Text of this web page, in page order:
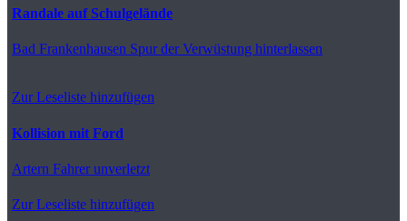
Randale auf Schulgelände
Bad Frankenhausen Spur der Verwüstung hinterlassen
Zur Leseliste hinzufügen
Kollision mit Ford
Artern Fahrer unverletzt
Zur Leseliste hinzufügen